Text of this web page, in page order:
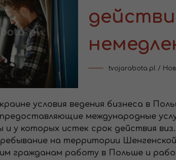
tvojarabota.pl /
условия ведения бизнеса в
международные
и у которых истек срок действия
на территории
гражданам работу в Польше и